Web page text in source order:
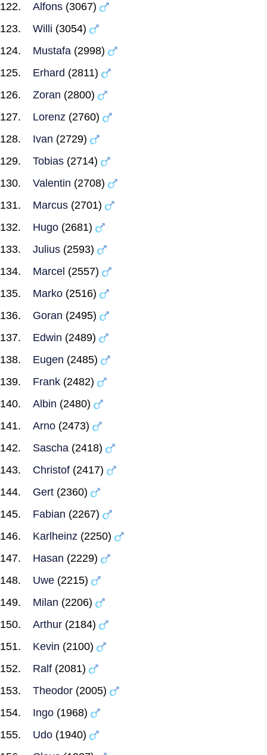
Alfons (3067)
Willi (3054)
Mustafa (2998)
Erhard (2811)
Zoran (2800)
Lorenz (2760)
Ivan (2729)
Tobias (2714)
Valentin (2708)
Marcus (2701)
Hugo (2681)
Julius (2593)
Marcel (2557)
Marko (2516)
Goran (2495)
Edwin (2489)
Eugen (2485)
Frank (2482)
Albin (2480)
Arno (2473)
Sascha (2418)
Christof (2417)
Gert (2360)
Fabian (2267)
Karlheinz (2250)
Hasan (2229)
Uwe (2215)
Milan (2206)
Arthur (2184)
Kevin (2100)
Ralf (2081)
Theodor (2005)
Ingo (1968)
Udo (1940)